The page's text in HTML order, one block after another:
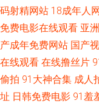
97色色综合网 国产专区
逼网站 亚洲国产精华 欧
线 91欧美色色 欧美一二
码射精网站 18成年人
免费电影在线观看 亚
产成年免费网站 国产
在线观看 在线撸丝片
偷拍 91大神合集 成人
址 日韩免费电影 91羞